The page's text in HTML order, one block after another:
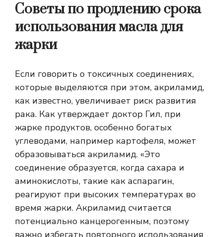
Советы по продлению срока
использования масла для
жарки
Если говорить о токсичных соединениях,
которые выделяются при этом, акриламид,
как известно, увеличивает риск развития
рака. Как утверждает доктор Гил, при
жарке продуктов, особенно богатых
углеводами, например картофеля, может
образовываться акриламид. «Это
соединение образуется, когда сахара и
аминокислоты, такие как аспарагин,
реагируют при высоких температурах во
время жарки. Акриламид считается
потенциально канцерогенным, поэтому